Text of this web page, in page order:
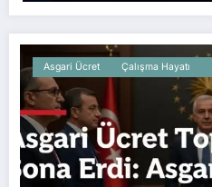
Asgari Ücret Çalışma Hayatı